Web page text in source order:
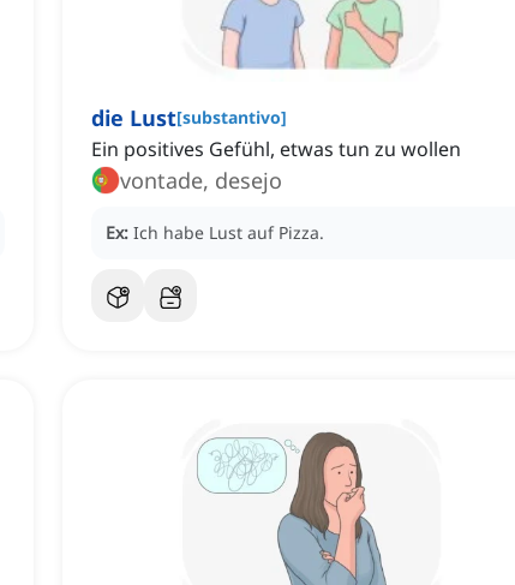
die Lust[substantivo]
Ein positives Gefühl, etwas tun zu wollen
vontade, desejo
Ex: Ich habe Lust auf Pizza.